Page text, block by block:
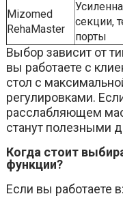
Mizomed
RehaMaster
секции,
порты
Выбор зависит от
вы работаете с
стол с
регулировками.
расслабляющем
станут полезными
Когда стоит
функции?
Если вы работаете в: